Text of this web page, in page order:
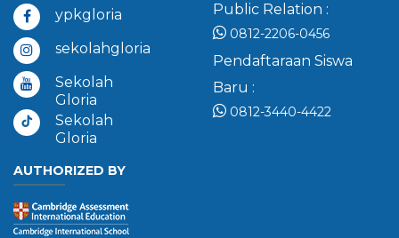
ypkgloria
sekolahgloria
Sekolah
Gloria
Sekolah
Gloria
Public Relation :
0812-2206-0456
Pendaftaraan Siswa
Baru :
0812-3440-4422
AUTHORIZED BY